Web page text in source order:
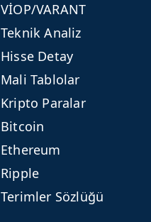
VİOP/VARANT
Teknik Analiz
Hisse Detay
Mali Tablolar
Kripto Paralar
Bitcoin
Ethereum
Ripple
Terimler Sözlüğü